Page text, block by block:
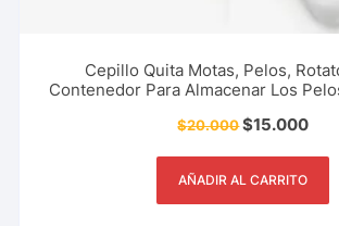
Cepillo Quita Motas, Pelos,
Contenedor Para Almacenar Los
Más.
$20.000$15.000
AÑADIR AL CARRITO